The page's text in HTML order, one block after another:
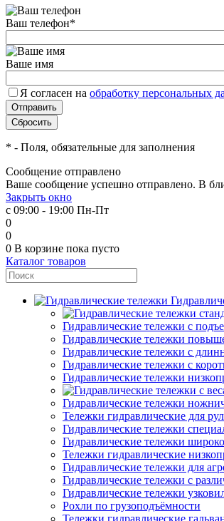
Ваш телефон*
Ваше имя
Я согласен на обработку персональных
* - Поля, обязательные для заполнения
Сообщение отправлено
Ваше сообщение успешно отправлено. В
Закрыть окно
с 09:00 - 19:00 Пн-Пт
0
0
0 В корзине пока пусто
Каталог товаров
Гидравлические тележки с
Гидравлические тележки
Гидравлические тележки с
Гидравлические тележки с
Гидравлические тележки
Гидравлические тележки
Тележки гидравлические для
Гидравлические тележки
Гидравлические тележки
Тележки гидравлические
Гидравлические тележки для
Гидравлические тележки с
Гидравлические тележки
Рохли по грузоподъёмности
Тележки гидравлические